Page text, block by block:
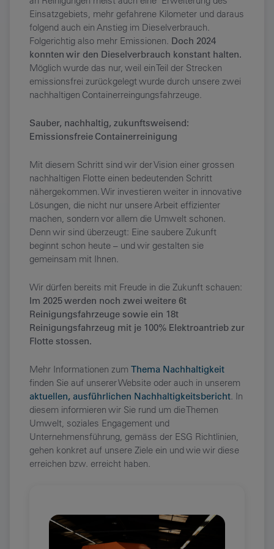
Einsatzgebiets, mehr gefahrene Kilometer und daraus
folgend auch ein Anstieg im Dieselverbrauch.
Folgerichtig also mehr Emissionen. Doch 2024
konnten wir den Dieselverbrauch konstant halten.
Möglich wurde das nur, weil ein Teil der Strecken
emissionsfrei zurückgelegt wurde durch unsere zwei
nachhaltigen Containerreingungsfahrzeuge.
Sauber, nachhaltig, zukunftsweisend:
Emissionsfreie Containerreinigung
Mit diesem Schritt sind wir der Vision einer grossen
nachhaltigen Flotte einen bedeutenden Schritt
nähergekommen. Wir investieren weiter in innovative
Lösungen, die nicht nur unsere Arbeit effizienter
machen, sondern vor allem die Umwelt schonen.
Denn wir sind überzeugt: Eine saubere Zukunft
beginnt schon heute – und wir gestalten sie
gemeinsam mit Ihnen.
Wir dürfen bereits mit Freude in die Zukunft schauen:
Im 2025 werden noch zwei weitere 6t
Reinigungsfahrzeuge sowie ein 18t
Reinigungsfahrzeug mit je 100% Elektroantrieb zur
Flotte stossen.
Mehr Informationen zum Thema Nachhaltigkeit
finden Sie auf unserer Website oder auch in unserem
aktuellen, ausführlichen Nachhaltigkeitsbericht. In
diesem informieren wir Sie rund um die Themen
Umwelt, soziales Engagement und
Unternehmensführung, gemäss der ESG Richtlinien,
gehen konkret auf unsere Ziele ein und wie wir diese
erreichen bzw. erreicht haben.